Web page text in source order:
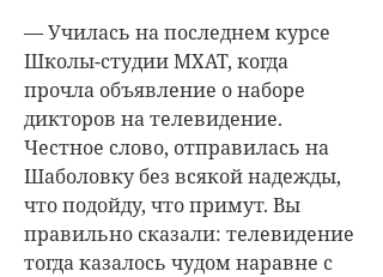
— Училась на последнем курсе
Школы-студии МХАТ, когда
прочла объявление о наборе
дикторов на телевидение.
Честное слово, отправилась на
Шаболовку без всякой надежды,
что подойду, что примут. Вы
правильно сказали: телевидение
тогда казалось чудом наравне с